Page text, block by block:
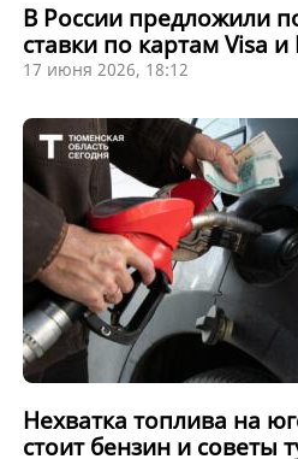
В России предложили
ставки по картам Visa
17 июня 2026, 18:12
Нехватка топлива на
стоит бензин и советы